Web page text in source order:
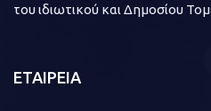
του ιδιωτικού και Δημοσίου
ΕΤΑΙΡΕΙΑ